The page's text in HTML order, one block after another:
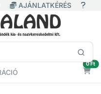
AJÁNLATKÉRÉS
0 Ft